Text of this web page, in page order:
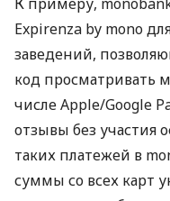
Expirenza by mono
заведений,
код просматривать
числе Apple/Google
отзывы без участия
таких платежей в
суммы со всех карт